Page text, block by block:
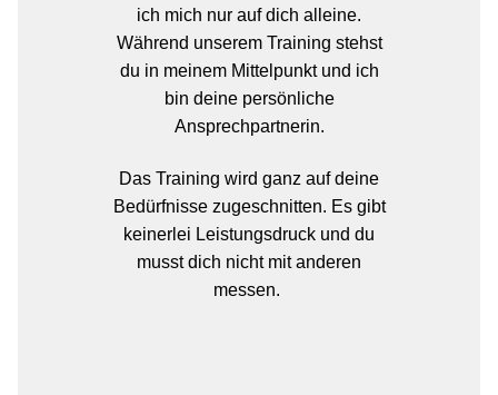
ich mich nur auf dich alleine.
Während unserem Training stehst
du in meinem Mittelpunkt und ich
bin deine persönliche
Ansprechpartnerin.
Das Training wird ganz auf deine
Bedürfnisse zugeschnitten. Es gibt
keinerlei Leistungsdruck und du
musst dich nicht mit anderen
messen.